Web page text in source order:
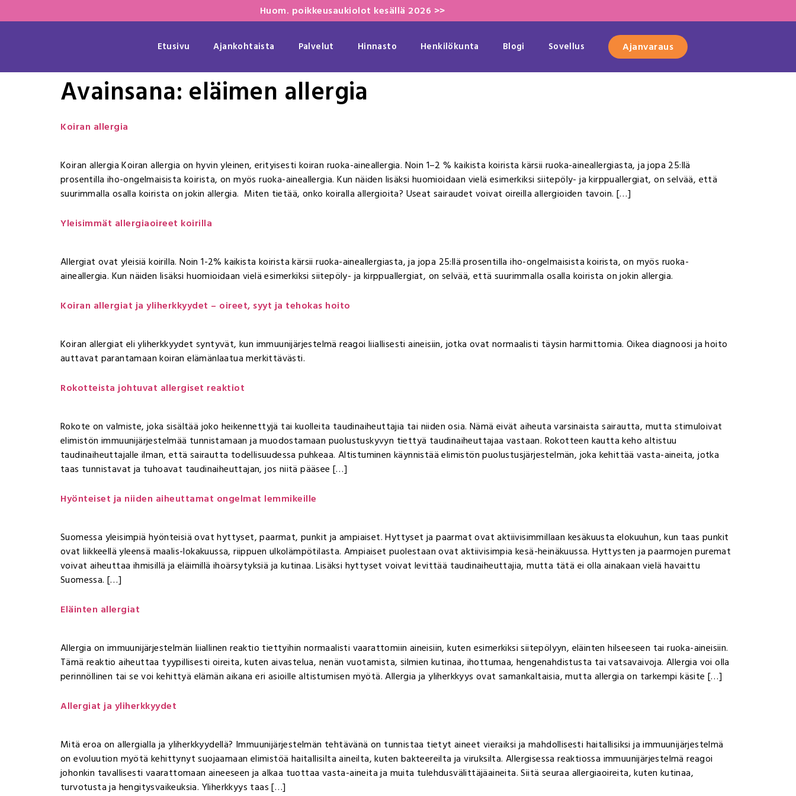
Huom. poikkeusaukiolot kesällä 2026 >>
Etusivu Ajankohtaista Palvelut Hinnasto Henkilökunta Blogi Sovellus Ajanvaraus
Avainsana: eläimen allergia
Koiran allergia
Koiran allergia Koiran allergia on hyvin yleinen, erityisesti koiran ruoka-aineallergia. Noin 1–2 % kaikista koirista kärsii ruoka-aineallergiasta, ja jopa 25:llä
prosentilla iho-ongelmaisista koirista, on myös ruoka-aineallergia. Kun näiden lisäksi huomioidaan vielä esimerkiksi siitepöly- ja kirppuallergiat, on selvää, että
suurimmalla osalla koirista on jokin allergia. Miten tietää, onko koiralla allergioita? Useat sairaudet voivat oireilla allergioiden tavoin. […]
Yleisimmät allergiaoireet koirilla
Allergiat ovat yleisiä koirilla. Noin 1-2% kaikista koirista kärsii ruoka-aineallergiasta, ja jopa 25:llä prosentilla iho-ongelmaisista koirista, on myös ruoka-
aineallergia. Kun näiden lisäksi huomioidaan vielä esimerkiksi siitepöly- ja kirppuallergiat, on selvää, että suurimmalla osalla koirista on jokin allergia.
Koiran allergiat ja yliherkkyydet – oireet, syyt ja tehokas hoito
Koiran allergiat eli yliherkkyydet syntyvät, kun immuunijärjestelmä reagoi liiallisesti aineisiin, jotka ovat normaalisti täysin harmittomia. Oikea diagnoosi ja hoito
auttavat parantamaan koiran elämänlaatua merkittävästi.
Rokotteista johtuvat allergiset reaktiot
Rokote on valmiste, joka sisältää joko heikennettyjä tai kuolleita taudinaiheuttajia tai niiden osia. Nämä eivät aiheuta varsinaista sairautta, mutta stimuloivat
elimistön immuunijärjestelmää tunnistamaan ja muodostamaan puolustuskyvyn tiettyä taudinaiheuttajaa vastaan. Rokotteen kautta keho altistuu
taudinaiheuttajalle ilman, että sairautta todellisuudessa puhkeaa. Altistuminen käynnistää elimistön puolustusjärjestelmän, joka kehittää vasta-aineita, jotka
taas tunnistavat ja tuhoavat taudinaiheuttajan, jos niitä pääsee […]
Hyönteiset ja niiden aiheuttamat ongelmat lemmikeille
Suomessa yleisimpiä hyönteisiä ovat hyttyset, paarmat, punkit ja ampiaiset. Hyttyset ja paarmat ovat aktiivisimmillaan kesäkuusta elokuuhun, kun taas punkit
ovat liikkeellä yleensä maalis-lokakuussa, riippuen ulkolämpötilasta. Ampiaiset puolestaan ovat aktiivisimpia kesä-heinäkuussa. Hyttysten ja paarmojen puremat
voivat aiheuttaa ihmisillä ja eläimillä ihoärsytyksiä ja kutinaa. Lisäksi hyttyset voivat levittää taudinaiheuttajia, mutta tätä ei olla ainakaan vielä havaittu
Suomessa. […]
Eläinten allergiat
Allergia on immuunijärjestelmän liiallinen reaktio tiettyihin normaalisti vaarattomiin aineisiin, kuten esimerkiksi siitepölyyn, eläinten hilseeseen tai ruoka-aineisiin.
Tämä reaktio aiheuttaa tyypillisesti oireita, kuten aivastelua, nenän vuotamista, silmien kutinaa, ihottumaa, hengenahdistusta tai vatsavaivoja. Allergia voi olla
perinnöllinen tai se voi kehittyä elämän aikana eri asioille altistumisen myötä. Allergia ja yliherkkyys ovat samankaltaisia, mutta allergia on tarkempi käsite […]
Allergiat ja yliherkkyydet
Mitä eroa on allergialla ja yliherkkyydellä? Immuunijärjestelmän tehtävänä on tunnistaa tietyt aineet vieraiksi ja mahdollisesti haitallisiksi ja immuunijärjestelmä
on evoluution myötä kehittynyt suojaamaan elimistöä haitallisilta aineilta, kuten bakteereilta ja viruksilta. Allergisessa reaktiossa immuunijärjestelmä reagoi
johonkin tavallisesti vaarattomaan aineeseen ja alkaa tuottaa vasta-aineita ja muita tulehdusvälittäjäaineita. Siitä seuraa allergiaoireita, kuten kutinaa,
turvotusta ja hengitysvaikeuksia. Yliherkkyys taas […]